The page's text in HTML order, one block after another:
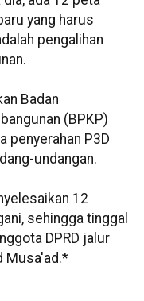
yang harus
pengalihan
Badan
(BPKP)
penyerahan P3D
undangan.
12
sehingga tinggal
DPRD jalur
Musa'ad.*